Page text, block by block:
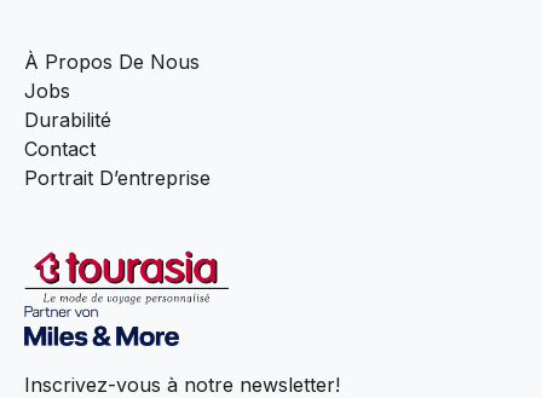
À Propos De Nous
Jobs
Durabilité
Contact
Portrait D’entreprise
Inscrivez-vous à notre newsletter!